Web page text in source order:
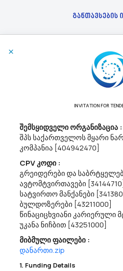
განთავსების
Სსიპ Ოზურგეთის Მუნიციპალიტეტის Სოფელ
60100000 - საავტომობილო
სკოლა სახელმწიფო შესყიდვების
შემუშვება/დამტკიცებისათვის,
შესყიდვის ხელშეკრულების
ბაზრისა და ბაზარზე არსებ...
18200000 - გარედან ჩასაცმელი
18800000 - ფეხსაცმელი.
გაცნობებთ, რომ სსიპ „სახელმწიფო
INVITATION FOR
შემსყიდველი ორგანიზაცია :
შპს საქართველოს მყარი
კომპანია [404942470]
CPV კოდი :
გრეიდერები და
ავტომტვირთავები [34144710]
სატვირთო მანქანები
ბულდოზერები [43211000]
წინაციცხვიანი კარიერული
უკანა ნიჩბით [43251000]
მიბმული ფაილები :
დანართი.zip
1. Funding Details